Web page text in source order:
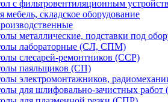
с фильтровентиляционным
мебель, складское оборудование
металлические, подставки под
лабораторные (СЛ, СПМ)
слесарей-ремонтников (ССР)
паяльщиков (СП)
электромонтажников,
для шлифовально-зачистных